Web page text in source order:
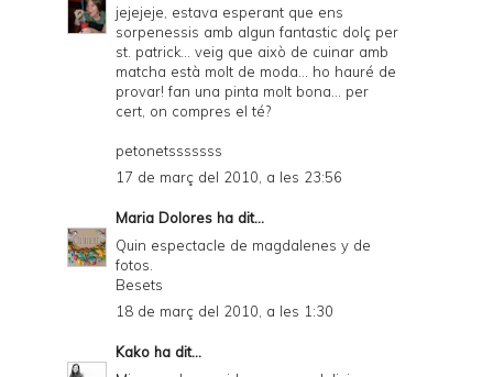
jejejeje, estava esperant que ens
sorpenessis amb algun fantastic dolç per
st. patrick... veig que això de cuinar amb
matcha està molt de moda... ho hauré de
provar! fan una pinta molt bona... per
cert, on compres el té?
petonetsssssss
17 de març del 2010, a les 23:56
Maria Dolores ha dit...
Quin espectacle de magdalenes y de
fotos.
Besets
18 de març del 2010, a les 1:30
Kako ha dit...